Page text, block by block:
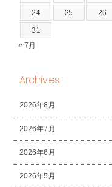
24 25 26
31
« 7月
Archives
2026年8月
2026年7月
2026年6月
2026年5月